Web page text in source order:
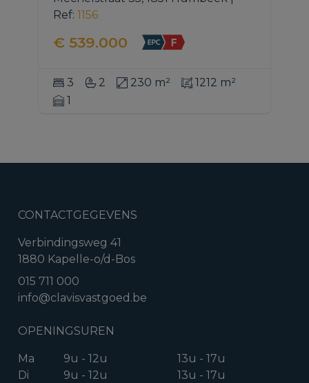
Ref: 1156
€ 539.000
3 2 230 m²
1212 m²
1
CONTACTGEGEVENS
Verbindingsweg 41
1880 Kapelle-o/d-Bos
015 711 000
info@clavisvastgoed.be
OPENINGSUREN
Ma 9u - 12u
13u - 17u
Di
9u - 12u
13u - 17u